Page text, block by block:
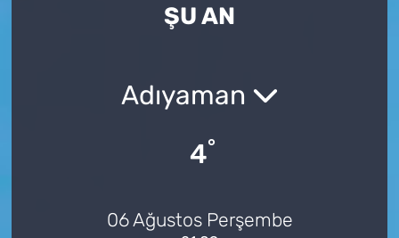
ŞU AN
Adıyaman
4°
06 Ağustos Perşembe